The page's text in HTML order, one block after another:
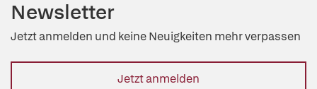
Newsletter
Jetzt anmelden und keine Neuigkeiten mehr verpassen
Jetzt anmelden